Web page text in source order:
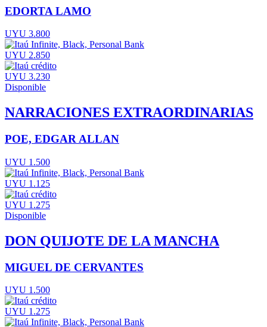
EDORTA LAMO
UYU 3.800
UYU 2.850
UYU 3.230
Disponible
NARRACIONES EXTRAORDINARIAS
POE, EDGAR ALLAN
UYU 1.500
UYU 1.125
UYU 1.275
Disponible
DON QUIJOTE DE LA MANCHA
MIGUEL DE CERVANTES
UYU 1.500
UYU 1.275